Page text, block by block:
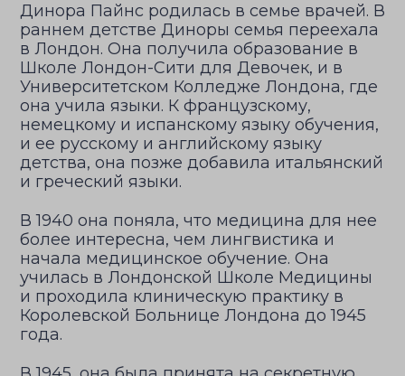
Динора Пайнс родилась в семье врачей. В
раннем детстве Диноры семья переехала
в Лондон. Она получила образование в
Школе Лондон-Сити для Девочек, и в
Университетском Колледже Лондона, где
она учила языки. К французскому,
немецкому и испанскому языку обучения,
и ее русскому и английскому языку
детства, она позже добавила итальянский
и греческий языки.
В 1940 она поняла, что медицина для нее
более интересна, чем лингвистика и
начала медицинское обучение. Она
училась в Лондонской Школе Медицины
и проходила клиническую практику в
Королевской Больнице Лондона до 1945
года.